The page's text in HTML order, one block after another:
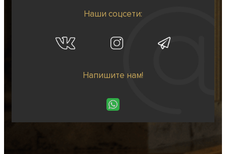
Наши соцсети:
Напишите нам!